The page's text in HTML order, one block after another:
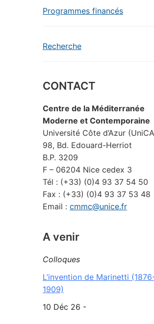
Programmes financés
Recherche
CONTACT
Centre de la Méditerranée
Moderne et Contemporaine
Université Côte d’Azur
98, Bd. Edouard-Herriot
B.P. 3209
F – 06204 Nice cedex 3
Tél : (+33) (0)4 93 37 54 50
Fax : (+33) (0)4 93 37 53 48
Email : cmmc@unice.fr
A venir
Colloques
L’invention de Marinetti
1909)
10 Déc 26 -